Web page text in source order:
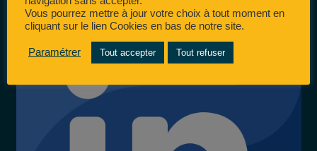
Vous pourrez mettre à jour votre choix à tout moment en
cliquant sur le lien Cookies en bas de notre site.
Paramétrer Tout accepter Tout refuser